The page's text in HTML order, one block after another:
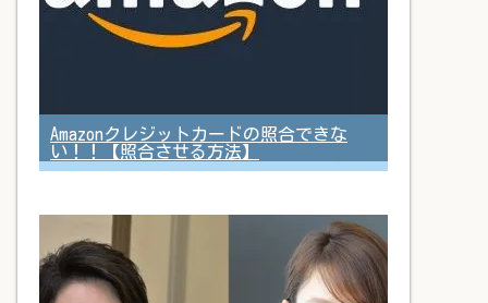
Amazonクレジットカードの照合できな
い！！【照合させる方法】